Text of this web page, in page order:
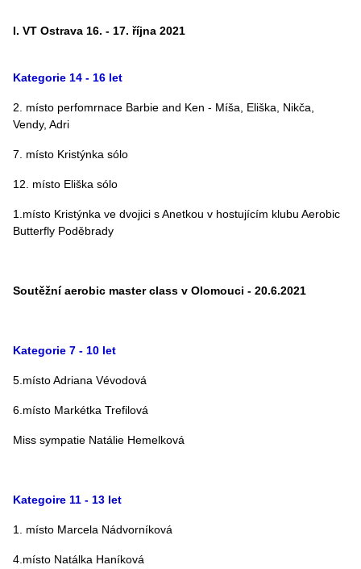
I. VT Ostrava 16. - 17. října 2021
Kategorie 14 - 16 let
2. místo perfomrnace Barbie and Ken - Míša, Eliška, Nikča,
Vendy, Adri
7. místo Kristýnka sólo
12. místo Eliška sólo
1.místo Kristýnka ve dvojici s Anetkou v hostujícím klubu Aerobic
Butterfly Poděbrady
Soutěžní aerobic master class v Olomouci - 20.6.2021
Kategorie 7 - 10 let
5.místo Adriana Vévodová
6.místo Markétka Trefilová
Miss sympatie Natálie Hemelková
Kategoire 11 - 13 let
1. místo Marcela Nádvorníková
4.místo Natálka Haníková